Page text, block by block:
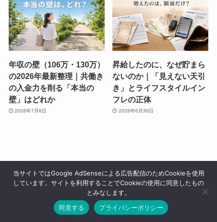
年収の壁（106万・130万）
の2026年最新整理｜共働き
の入金力を削る「本当の
壁」はどれか
2026年7月6日
昇給したのに、なぜ貯まら
ないのか｜「見えない天引
き」とライフスタイルイン
フレの正体
2026年6月30日
カテゴリ
サイドFIREへの軌跡
当サイトではGoogle AdSenseによる広告配信のためCookieを使用
しています。サイトを利用することでCookieの使用に同意したもの
とみなします。
同意する
プライバシーポリシー